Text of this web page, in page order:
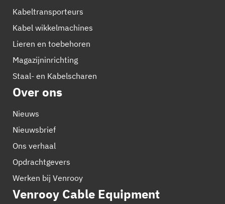
Kabeltransporteurs
Kabel wikkelmachines
Lieren en toebehoren
Magazijninrichting
Staal- en Kabelscharen
Over ons
Nieuws
Nieuwsbrief
Ons verhaal
Opdrachtgevers
Werken bij Venrooy
Venrooy Cable Equipment